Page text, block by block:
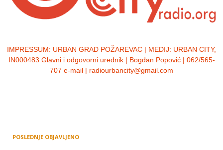
IMPRESSUM: URBAN GRAD POŽAREVAC | MEDIJ: URBAN CITY,
IN000483 Glavni i odgovorni urednik | Bogdan Popović | 062/565-
707 e-mail | radiourbancity@gmail.com
POSLEDNJE OBJAVLJENO